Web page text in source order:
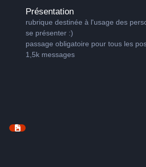
Présentation
rubrique destinée à l'usage des
se présenter :)
passage obligatoire pour tous les
1,5k messages